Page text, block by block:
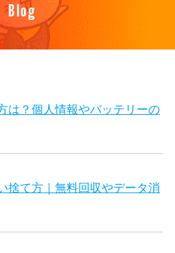
Blog
は？個人情報やバッテリーの
捨て方｜無料回収やデータ消